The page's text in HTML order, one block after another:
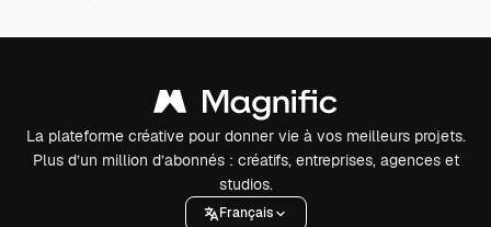
La plateforme créative pour donner vie à vos meilleurs projets.
Plus d’un million d’abonnés : créatifs, entreprises, agences et
studios.
Français